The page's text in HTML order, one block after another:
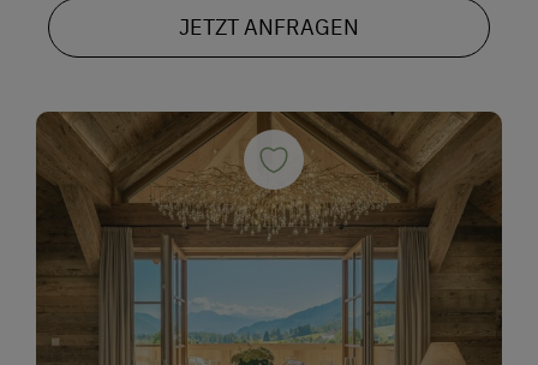
JETZT ANFRAGEN